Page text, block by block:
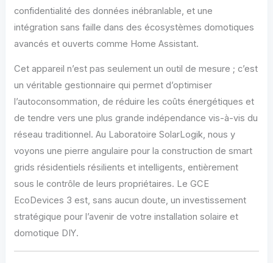
confidentialité des données inébranlable, et une
intégration sans faille dans des écosystèmes domotiques
avancés et ouverts comme Home Assistant.
Cet appareil n’est pas seulement un outil de mesure ; c’est
un véritable gestionnaire qui permet d’optimiser
l’autoconsommation, de réduire les coûts énergétiques et
de tendre vers une plus grande indépendance vis-à-vis du
réseau traditionnel. Au Laboratoire SolarLogik, nous y
voyons une pierre angulaire pour la construction de smart
grids résidentiels résilients et intelligents, entièrement
sous le contrôle de leurs propriétaires. Le GCE
EcoDevices 3 est, sans aucun doute, un investissement
stratégique pour l’avenir de votre installation solaire et
domotique DIY.